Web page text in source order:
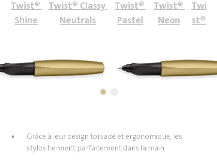
Twist®
Shine
Twist® Classy
Neutrals
Twist®
Pastel
Twist®
Neon
Twi
st®
Grâce à leur design torsadé et ergonomique, les
stylos tiennent parfaitement dans la main